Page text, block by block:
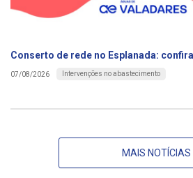
Conserto de rede no Esplanada:
07/08/2026 Intervenções no abastecimento
MAIS NOTÍCIAS